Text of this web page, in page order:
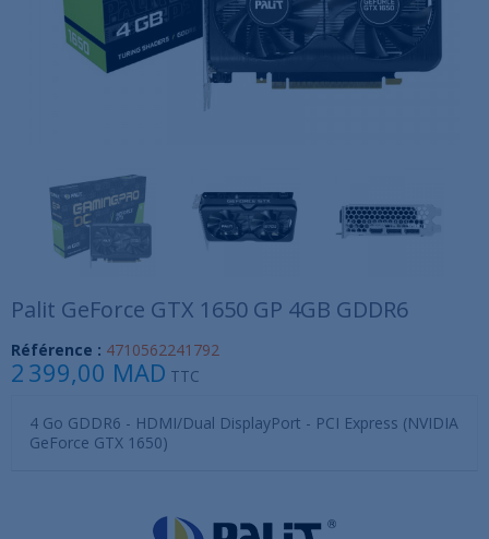
Palit GeForce GTX 1650 GP 4GB GDDR6
Référence : 4710562241792
2 399,00 MAD TTC
4 Go GDDR6 - HDMI/Dual DisplayPort - PCI Express (NVIDIA
GeForce GTX 1650)